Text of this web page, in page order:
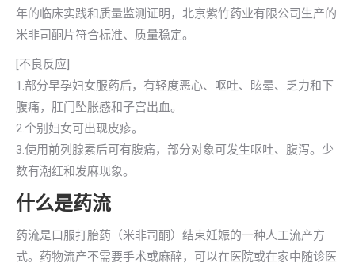
年的临床实践和质量监测证明，北京紫竹药业有限公司生产的
米非司酮片符合标准、质量稳定。
[不良反应]
1.部分早孕妇女服药后，有轻度恶心、呕吐、眩晕、乏力和下
腹痛，肛门坠胀感和子宫出血。
2.个别妇女可出现皮疹。
3.使用前列腺素后可有腹痛，部分对象可发生呕吐、腹泻。少
数有潮红和发麻现象。
什么是药流
药流是口服打胎药（米非司酮）结束妊娠的一种人工流产方
式。药物流产不需要手术或麻醉，可以在医院或在家中随诊医